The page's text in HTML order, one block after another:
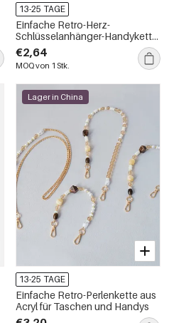
13-25 TAGE
Einfache Retro-Herz-
Schlüsselanhänger-Handykette
aus Acryl mit Farbverlauf
€2,64
MOQ von 1 Stk.
Lager in China
13-25 TAGE
Einfache Retro-Perlenkette aus
Acryl für Taschen und Handys